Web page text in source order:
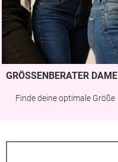
GRÖSSENBERATER DAMEN
Finde deine optimale Größe